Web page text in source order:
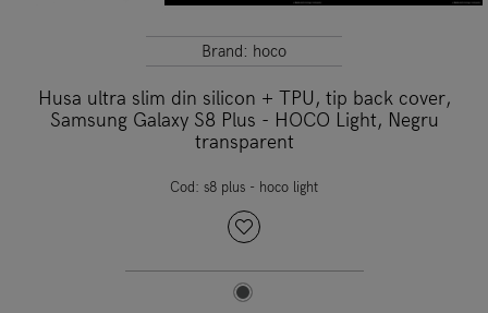
Brand: hoco
Husa ultra slim din silicon + TPU, tip back cover,
Samsung Galaxy S8 Plus - HOCO Light, Negru
transparent
Cod: s8 plus - hoco light